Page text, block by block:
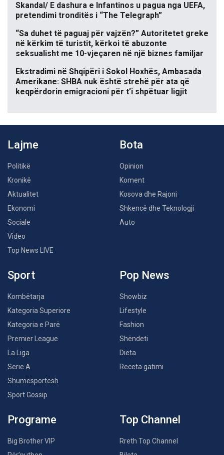
Skandal/ E dashura e Infantinos u pagua nga UEFA,
pretendimi tronditës i “The Telegraph”
“Sa duhet të paguaj për vajzën?” Autoritetet greke
në kërkim të turistit, kërkoi të abuzonte
seksualisht me 10-vjeçaren në një biznes familjar
Ekstradimi në Shqipëri i Sokol Hoxhës, Ambasada
Amerikane: SHBA nuk është strehë për ata që
keqpërdorin emigracioni për t’i shpëtuar ligjit
Lajme
Politikë
Kronikë
Aktualitet
Ekonomi
Sociale
Video
Top News LIVE
Bota
Opinion
Koment
Kosova dhe Rajoni
Shkencë dhe Teknologji
Auto
Sport
Kombëtarja
Kategoria Superiore
Kategoria e Parë
Premier League
La Liga
Serie A
Shumësportësh
Sport Gossip
Pop News
Showbiz
Lifestyle
Fashion
Shëndeti
Dieta
Receta gatimi
Programe
Big Brother VIP
Top Channel
Rreth Top Channel